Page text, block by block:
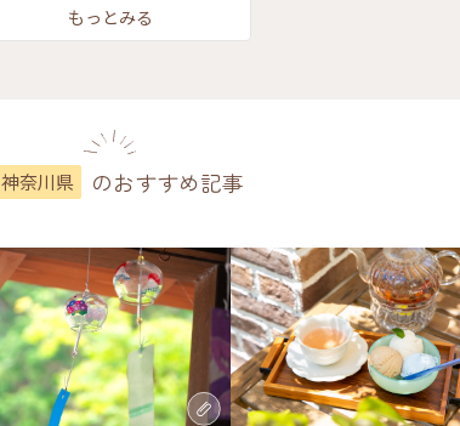
もっとみる
神奈川県 のおすすめ記事